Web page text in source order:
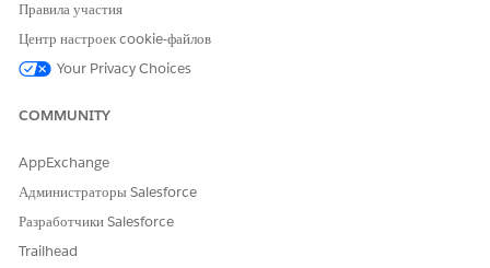
наук о жизни. Серьезные последствия могут наступить, если
организации отличаются в толковании данных пациента. Во
использует терминологические системы, стандартизирующие
системы состоят из субъединиц, которые отрасль называет
Правила участия
Центр настроек cookie-файлов
Your Privacy Choices
COMMUNITY
AppExchange
Администраторы Salesforce
Разработчики Salesforce
Trailhead